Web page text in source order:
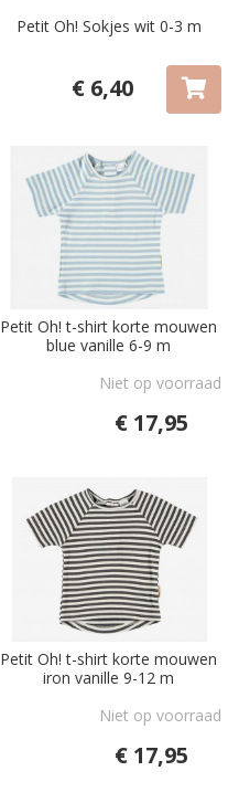
Petit Oh! Sokjes wit 0-3 m
€ 6,40
Petit Oh! t-shirt korte mouwen
blue vanille 6-9 m
Niet op voorraad
€ 17,95
Petit Oh! t-shirt korte mouwen
iron vanille 9-12 m
Niet op voorraad
€ 17,95